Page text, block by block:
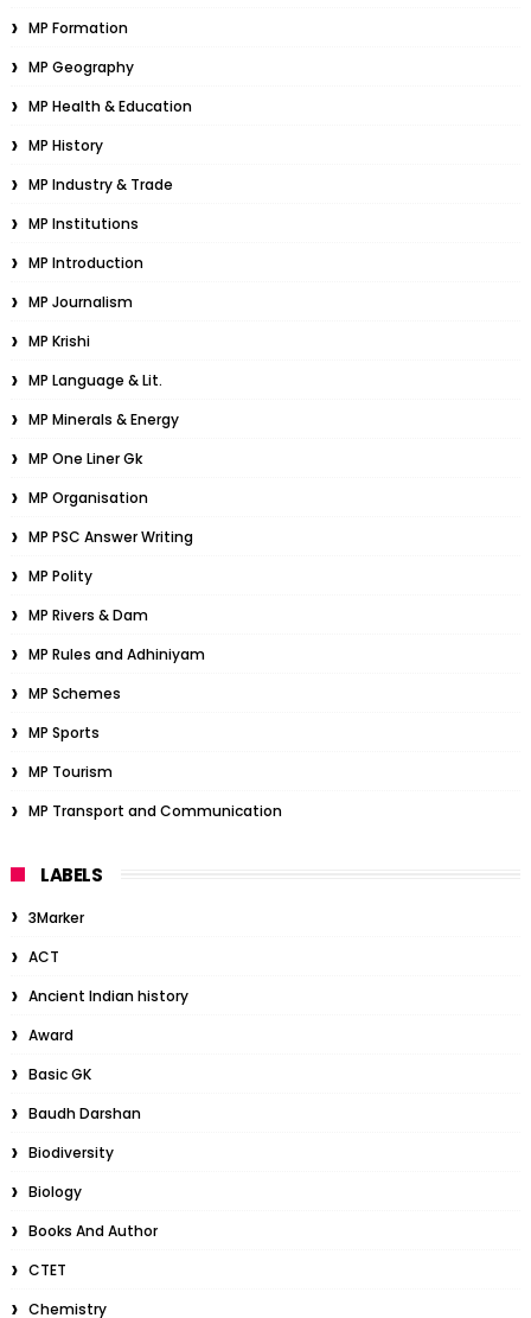
MP Formation
MP Geography
MP Health & Education
MP History
MP Industry & Trade
MP Institutions
MP Introduction
MP Journalism
MP Krishi
MP Language & Lit.
MP Minerals & Energy
MP One Liner Gk
MP Organisation
MP PSC Answer Writing
MP Polity
MP Rivers & Dam
MP Rules and Adhiniyam
MP Schemes
MP Sports
MP Tourism
MP Transport and Communication
LABELS
3Marker
ACT
Ancient Indian history
Award
Basic GK
Baudh Darshan
Biodiversity
Biology
Books And Author
CTET
Chemistry